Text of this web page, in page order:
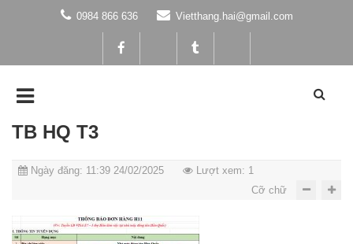
0984 866 636 Vietthang.hai@gmail.com
TB HQ T3
Ngày đăng: 11:39 24/02/2025
Lượt xem: 1
Cỡ chữ